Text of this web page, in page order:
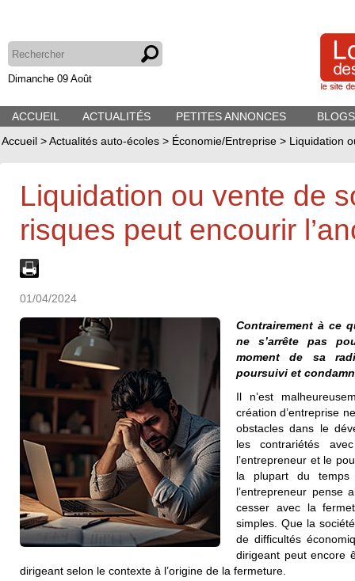
Dimanche 09 Août
ACCUEIL ACTUALITÉS PETITES ANNONCES
Accueil >Actualités auto-écoles > Économie/Entreprise > Liquidation
Liquidation ou vente de
risques peut encourir
01/04/2024
Contrairement à ce
ne s’arrête pas
moment de sa
poursuivi et
Il n’est
création d’entreprise
obstacles dans le
les contrariétés
l’entrepreneur et le
la plupart du temps
l’entrepreneur pense
cesser avec la
simples. Que la
de difficultés
dirigeant peut encore
dirigeant selon le contexte à l’origine de la fermeture.